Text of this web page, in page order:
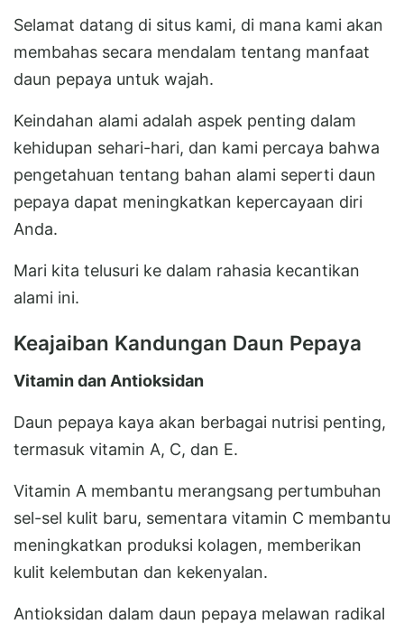
Selamat datang di situs kami, di mana kami akan
membahas secara mendalam tentang manfaat
daun pepaya untuk wajah.
Keindahan alami adalah aspek penting dalam
kehidupan sehari-hari, dan kami percaya bahwa
pengetahuan tentang bahan alami seperti daun
pepaya dapat meningkatkan kepercayaan diri
Anda.
Mari kita telusuri ke dalam rahasia kecantikan
alami ini.
Keajaiban Kandungan Daun Pepaya
Vitamin dan Antioksidan
Daun pepaya kaya akan berbagai nutrisi penting,
termasuk vitamin A, C, dan E.
Vitamin A membantu merangsang pertumbuhan
sel-sel kulit baru, sementara vitamin C membantu
meningkatkan produksi kolagen, memberikan
kulit kelembutan dan kekenyalan.
Antioksidan dalam daun pepaya melawan radikal